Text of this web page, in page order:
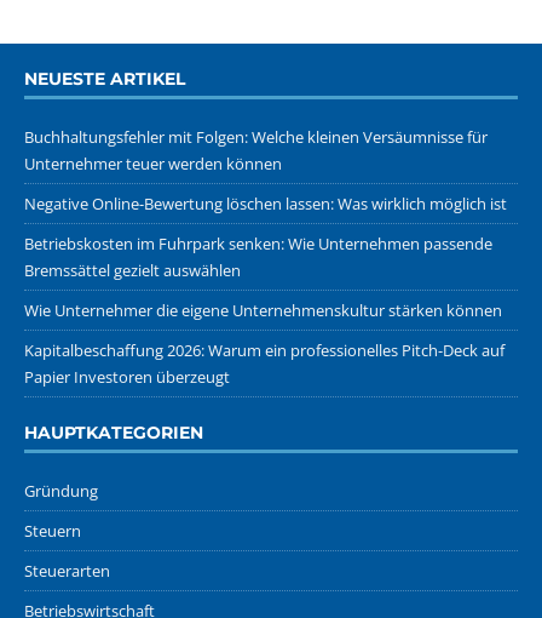
NEUESTE ARTIKEL
Buchhaltungsfehler mit Folgen: Welche kleinen Versäumnisse für
Unternehmer teuer werden können
Negative Online-Bewertung löschen lassen: Was wirklich möglich ist
Betriebskosten im Fuhrpark senken: Wie Unternehmen passende
Bremssättel gezielt auswählen
Wie Unternehmer die eigene Unternehmenskultur stärken können
Kapitalbeschaffung 2026: Warum ein professionelles Pitch-Deck auf
Papier Investoren überzeugt
HAUPTKATEGORIEN
Gründung
Steuern
Steuerarten
Betriebswirtschaft